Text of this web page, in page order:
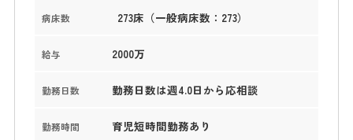
病床数 273床（一般病床数：273）
給与 2000万
勤務日数 勤務日数は週4.0日から応相談
勤務時間 育児短時間勤務あり